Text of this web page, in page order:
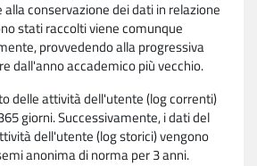
conservazione dei dati in relazione
stati raccolti viene comunque
provvedendo alla progressiva
dall'anno accademico più vecchio.
delle attività dell'utente (log correnti)
giorni. Successivamente, i dati del
dell'utente (log storici) vengono
anonima di norma per 3 anni.